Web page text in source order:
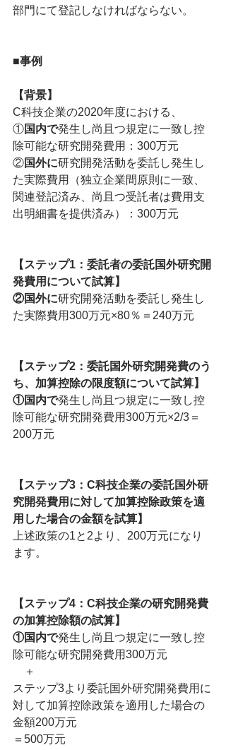
部門にて登記しなければならない。
■事例
【背景】
C科技企業の2020年度における、
①国内で発生し尚且つ規定に一致し控
除可能な研究開発費用：300万元
②国外に研究開発活動を委託し発生し
た実際費用（独立企業間原則に一致、
関連登記済み、尚且つ受託者は費用支
出明細書を提供済み）：300万元
【ステップ1：委託者の委託国外研究開
発費用について試算】
②国外に研究開発活動を委託し発生し
た実際費用300万元×80％＝240万元
【ステップ2：委託国外研究開発費のう
ち、加算控除の限度額について試算】
①国内で発生し尚且つ規定に一致し控
除可能な研究開発費用300万元×2/3＝
200万元
【ステップ3：C科技企業の委託国外研
究開発費用に対して加算控除政策を適
用した場合の金額を試算】
上述政策の1と2より、200万元になり
ます。
【ステップ4：C科技企業の研究開発費
の加算控除額の試算】
①国内で発生し尚且つ規定に一致し控
除可能な研究開発費用300万元
＋
ステップ3より委託国外研究開発費用に
対して加算控除政策を適用した場合の
金額200万元
＝500万元